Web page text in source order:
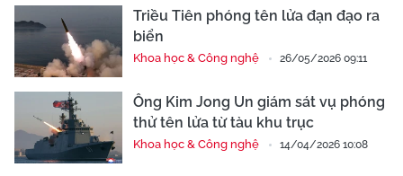
Triều Tiên phóng tên lửa đạn đạo ra
biển
Khoa học & Công nghệ 26/05/2026 09:11
Ông Kim Jong Un giám sát vụ phóng
thử tên lửa từ tàu khu trục
Khoa học & Công nghệ 14/04/2026 10:08